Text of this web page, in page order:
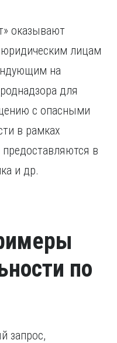
оказывают
лицам
на
для
с опасными
в рамках
предоставляются в
и др.
по
запрос,